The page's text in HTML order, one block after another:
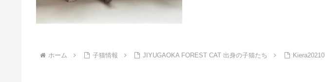
ホーム 子猫情報 JIYUGAOKA FOREST CAT 出身の子猫たち